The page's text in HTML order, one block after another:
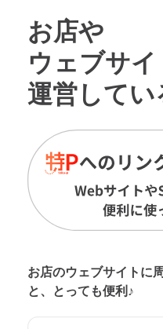
お店や
ウェブサイ
運営してい
お店のウェブサイトに
と、とっても便利♪